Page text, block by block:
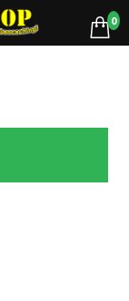
0